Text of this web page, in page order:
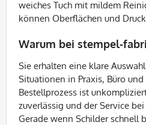
weiches Tuch mit mildem
können Oberflächen und
Warum bei stempel-
Sie erhalten eine klare
Situationen in Praxis, Büro
Bestellprozess ist
zuverlässig und der Service
Gerade wenn Schilder schnell